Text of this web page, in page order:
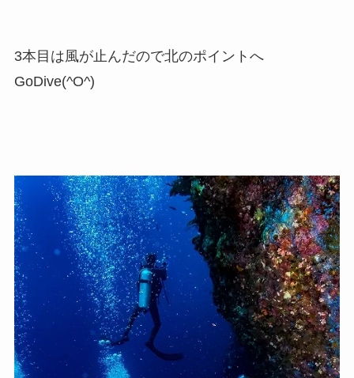
3本目は風が止んだので北のポイントへ
GoDive(^O^)